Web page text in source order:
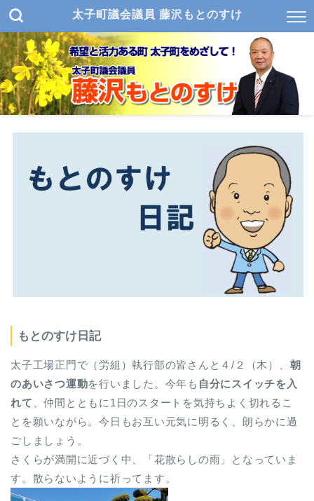
太子町議会議員 藤沢もとのすけ
もとのすけ日記
太子工場正門で（労組）執行部の皆さんと４/２（木）、 朝
のあいさつ運動を行いました。今年も 自分にスイッチを入
れて 、仲間とともに1日のスタートを気持ちよく切れるこ
とを願いながら。今日もお互い元気に明るく、朗らかに過
ごしましょう。
さくらが満開に近づく中、「花散らしの雨」となっていま
す。散らないように祈ってます。